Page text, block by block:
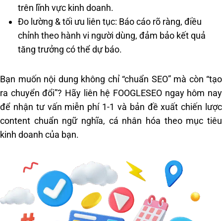
trên lĩnh vực kinh doanh.
Đo lường & tối ưu liên tục: Báo cáo rõ ràng, điều
chỉnh theo hành vi người dùng, đảm bảo kết quả
tăng trưởng có thể dự báo.
Bạn muốn nội dung không chỉ “chuẩn SEO” mà còn “tạo
ra chuyển đổi”? Hãy liên hệ FOOGLESEO ngay hôm nay
để nhận tư vấn miễn phí 1-1 và bản đề xuất chiến lược
content chuẩn ngữ nghĩa, cá nhân hóa theo mục tiêu
kinh doanh của bạn.